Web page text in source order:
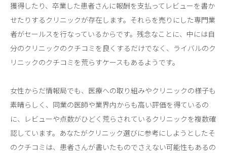
獲得したり、卒業した患者さんに報酬を支払ってレビューを書か
せたりするクリニックが存在します。それらを売りにした専門業
者がセールスを行なっているからです。残念なことに、中には自
分のクリニックのクチコミを良くするだけでなく、ライバルのク
リニックのクチコミを荒らすケースもあるようです。
女性からだ情報局でも、医療への取り組みやクリニックの様子も
素晴らしく、同業の医師や業界内からも高い評価を得ているの
に、レビューや点数がひどく荒らされているクリニックを複数確
認しています。あなたがクリニック選びに参考にしようとしたそ
のクチコミは、患者さんが書いたものでさえない可能性もあるの